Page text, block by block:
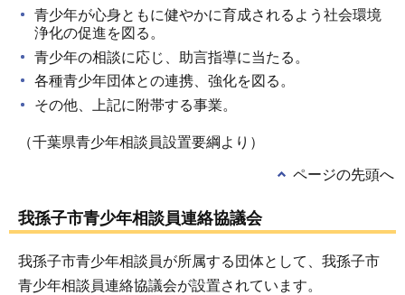
青少年が心身ともに健やかに育成されるよう社会環境
浄化の促進を図る。
青少年の相談に応じ、助言指導に当たる。
各種青少年団体との連携、強化を図る。
その他、上記に附帯する事業。
（千葉県青少年相談員設置要綱より）
ページの先頭へ
我孫子市青少年相談員連絡協議会
我孫子市青少年相談員が所属する団体として、我孫子市
青少年相談員連絡協議会が設置されています。